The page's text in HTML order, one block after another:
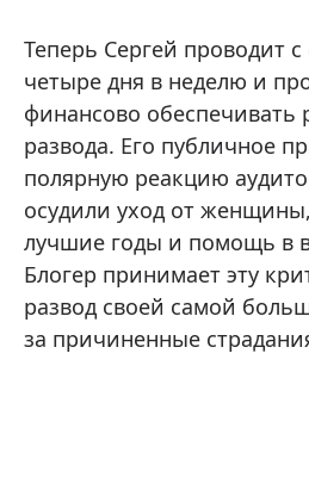
Теперь Сергей проводит
четыре дня в неделю и
финансово обеспечивать
развода. Его публичное
полярную реакцию
осудили уход от
лучшие годы и помощь в
Блогер принимает эту
развод своей самой
за причиненные